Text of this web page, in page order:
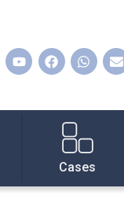
Cases